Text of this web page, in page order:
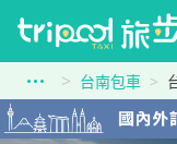
台南包車